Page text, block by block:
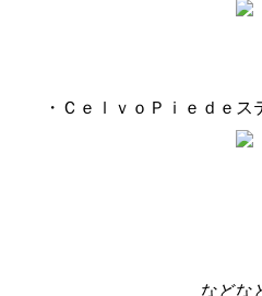
・ＣｅｌｖｏＰｉｅｄｅ
などな